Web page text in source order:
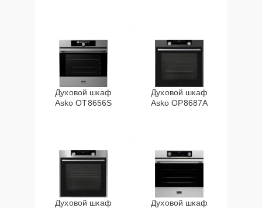
Духовой шкаф
Asko OT8656S
Духовой шкаф
Asko OP8687A
Духовой шкаф
Духовой шкаф